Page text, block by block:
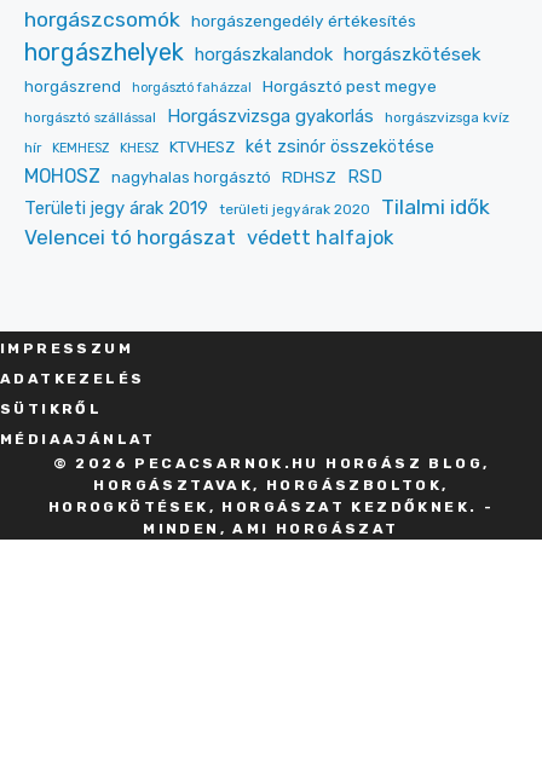
horgászcsomók horgászengedély értékesítés
horgászhelyek horgászkalandok horgászkötések
horgászrend horgásztó faházzal Horgásztó pest megye
horgásztó szállással Horgászvizsga gyakorlás
horgászvizsga kvíz
hír
KEMHESZ KHESZ KTVHESZ két zsinór összekötése
MOHOSZ nagyhalas horgásztó RDHSZ RSD
Területi jegy árak 2019 területi jegyárak 2020
Tilalmi idők
Velencei tó horgászat védett halfajok
IMPRESSZU M
ADATKEZELÉS
SÜT IKRŐL
MÉDIAAJÁNLAT
© 2026 PECACSARNOK.HU HORGÁSZ BLOG,
HORGÁSZTAVAK, HORGÁSZBOLTOK,
HOROGKÖTÉSEK, HORGÁSZAT KEZDŐKNEK. -
MINDEN, AMI HORGÁSZAT